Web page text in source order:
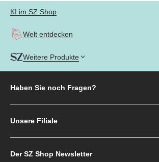
KI im SZ Shop
Welt entdecken
Weitere Produkte
Haben Sie noch Fragen?
Unsere Filiale
Der SZ Shop Newsletter